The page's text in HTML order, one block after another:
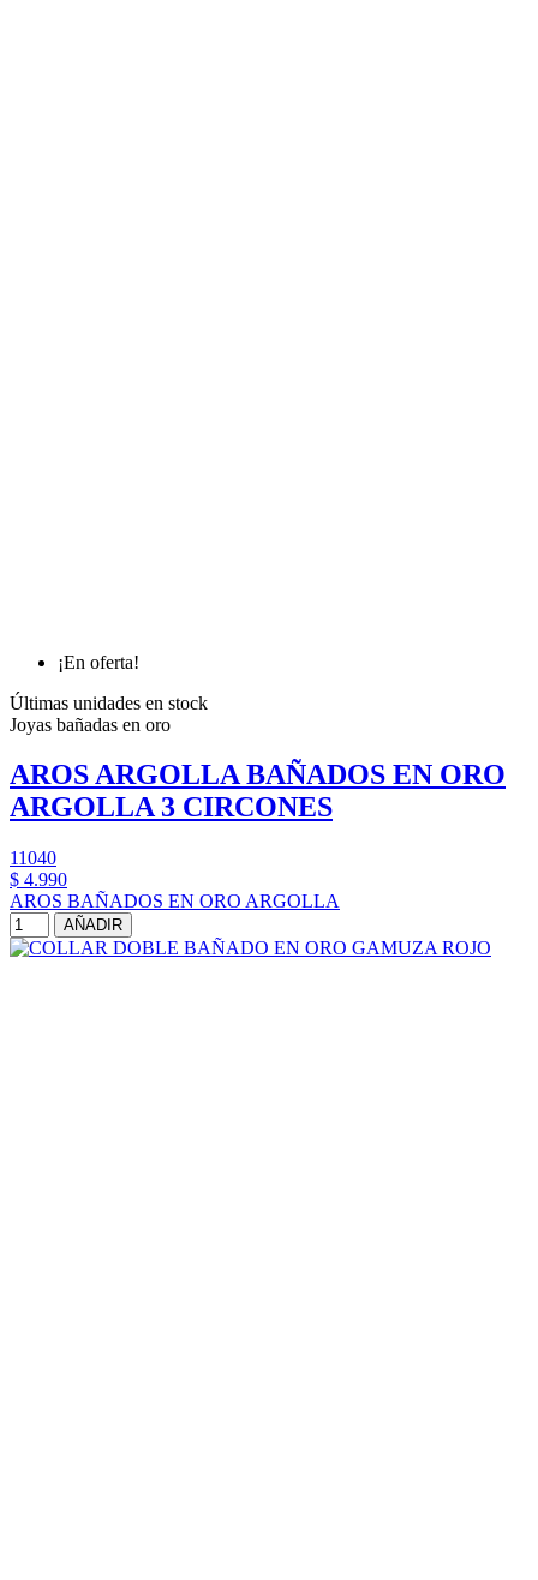
¡En oferta!
Últimas unidades en stock
Joyas bañadas en oro
AROS ARGOLLA BAÑADOS EN ORO
ARGOLLA 3 CIRCONES
11040
$ 4.990
AROS BAÑADOS EN ORO ARGOLLA
AÑADIR